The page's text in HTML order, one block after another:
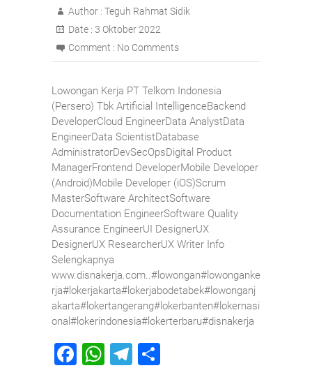
Author : Teguh Rahmat Sidik
Date : 3 Oktober 2022
Comment : No Comments
Lowongan Kerja PT Telkom Indonesia
(Persero) Tbk Artificial IntelligenceBackend
DeveloperCloud EngineerData AnalystData
EngineerData ScientistDatabase
AdministratorDevSecOpsDigital Product
ManagerFrontend DeveloperMobile Developer
(Android)Mobile Developer (iOS)Scrum
MasterSoftware ArchitectSoftware
Documentation EngineerSoftware Quality
Assurance EngineerUI DesignerUX
DesignerUX ResearcherUX Writer Info
Selengkapnya
www.disnakerja.com..#lowongan#lowonganke
rja#lokerjakarta#lokerjabodetabek#lowonganj
akarta#lokertangerang#lokerbanten#lokernasi
onal#lokerindonesia#lokerterbaru#disnakerja
F
W T